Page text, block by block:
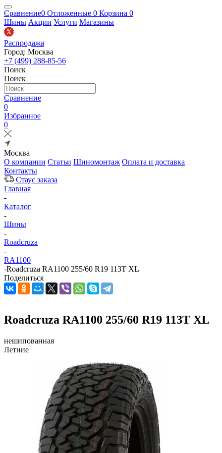
Сравнение0 Отложенные 0 Корзина 0
Шины Акции Услуги Магазины
Распродажа
Город: Москва
+7 (499) 288-85-56
Поиск
Поиск
Сравнение
0
Избранное
0
Москва
О компании Статьи Шиномонтаж Оплата и доставка
Контакты
Стаус заказа
Главная
-
Каталог
-
Шины
-
Roadcruza
-
RA1100
-Roadcruza RA1100 255/60 R19 113T XL
Поделиться
Roadcruza RA1100 255/60 R19 113T XL
нешипованная
Летние